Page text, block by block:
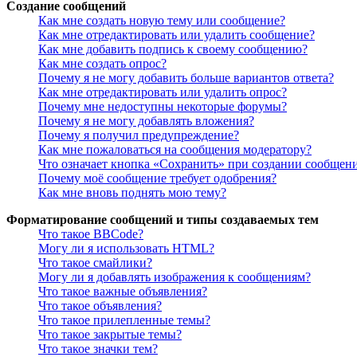
Создание сообщений
Как мне создать новую тему или сообщение?
Как мне отредактировать или удалить сообщение?
Как мне добавить подпись к своему сообщению?
Как мне создать опрос?
Почему я не могу добавить больше вариантов ответа?
Как мне отредактировать или удалить опрос?
Почему мне недоступны некоторые форумы?
Почему я не могу добавлять вложения?
Почему я получил предупреждение?
Как мне пожаловаться на сообщения модератору?
Что означает кнопка «Сохранить» при создании
Почему моё сообщение требует одобрения?
Как мне вновь поднять мою тему?
Форматирование сообщений и типы создаваемых тем
Что такое BBCode?
Могу ли я использовать HTML?
Что такое смайлики?
Могу ли я добавлять изображения к сообщениям?
Что такое важные объявления?
Что такое объявления?
Что такое прилепленные темы?
Что такое закрытые темы?
Что такое значки тем?